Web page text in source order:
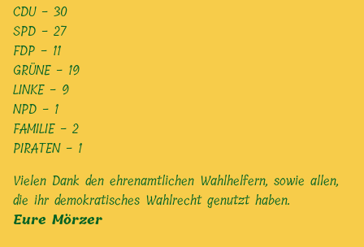
CDU - 30
SPD - 27
FDP - 11
GRÜNE - 19
LINKE - 9
NPD - 1
FAMILIE - 2
PIRATEN - 1
Vielen Dank den ehrenamtlichen Wahlhelfern, sowie allen,
die ihr demokratisches Wahlrecht genutzt haben.
Eure Mörzer